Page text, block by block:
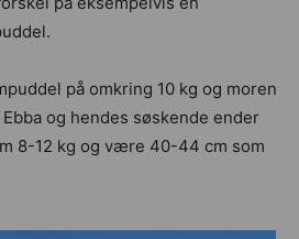
på omkring 10 kg og moren
og hendes søskende ender
8-12 kg og være 40-44 cm som